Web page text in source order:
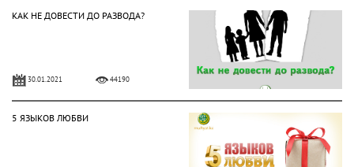
КАК НЕ ДОВЕСТИ ДО РАЗВОДА?
30.01.2021 44190
5 ЯЗЫКОВ ЛЮБВИ